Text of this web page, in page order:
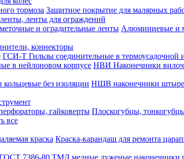
тормоза Защитное покрытие для малярных
ленты для ограждений
и оградительные ленты Алюминиевые и
коннекторы
ГСИ-Т Гильзы соединительные в термоусадочной
в нейлоновом корпусе НВИ Наконечники
без изоляции НШВ наконечники
гайковерты Плоскогубцы,
все
краска Краска-карандаш для ремонта
7386-80 ТМЛ медные луженые наконечники